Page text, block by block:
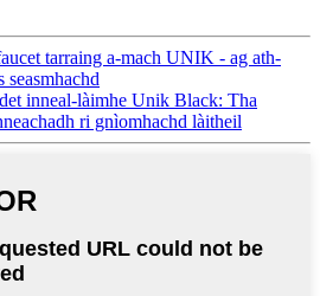
tarraing a-mach UNIK - ag ath-
seasmhachd
inneal-làimhe Unik Black: Tha
ri gnìomhachd làitheil